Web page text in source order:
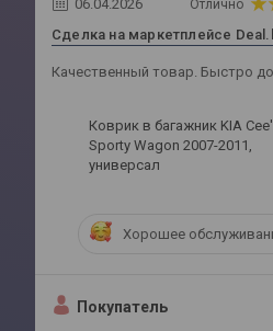
06.04.2026 Отлично
Сделка на маркетплейсе
Качественный товар. Быстро
Коврик в багажник KIA
Sporty Wagon 2007-2011,
универсал
Хорошее
Покупатель